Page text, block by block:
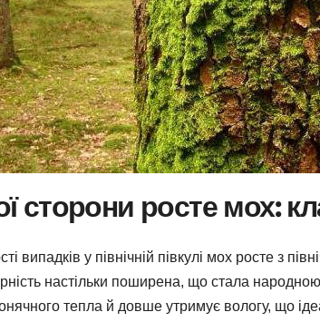
сторони росте мох:
випадків у північній півкулі мох росте з
настільки поширена, що стала
тепла й довше утримує вологу, що